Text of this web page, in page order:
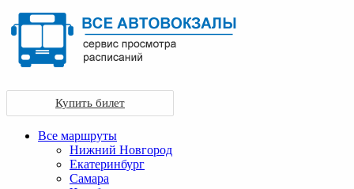
Купить билет
Все маршруты
Нижний Новгород
Екатеринбург
Самара